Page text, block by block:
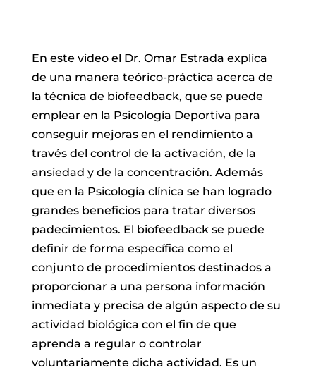
En este video el Dr. Omar Estrada explica
de una manera teórico-práctica acerca de
la técnica de biofeedback, que se puede
emplear en la Psicología Deportiva para
conseguir mejoras en el rendimiento a
través del control de la activación, de la
ansiedad y de la concentración. Además
que en la Psicología clínica se han logrado
grandes beneficios para tratar diversos
padecimientos. El biofeedback se puede
definir de forma específica como el
conjunto de procedimientos destinados a
proporcionar a una persona información
inmediata y precisa de algún aspecto de su
actividad biológica con el fin de que
aprenda a regular o controlar
voluntariamente dicha actividad. Es un